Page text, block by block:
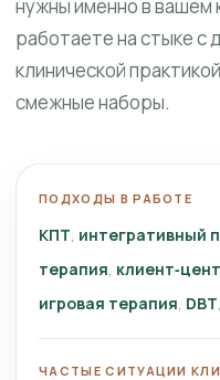
нужны именно в вашем
работаете на стыке с
клинической
смежные наборы.
ПОДХОДЫ В РАБОТЕ
КПТ интегративный
терапия
игровая терапия DBT
ЧАСТЫЕ СИТУАЦИИ